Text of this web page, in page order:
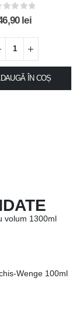
out of 5
lei
ÎN COȘ
volum 1300ml
Wenge 100ml